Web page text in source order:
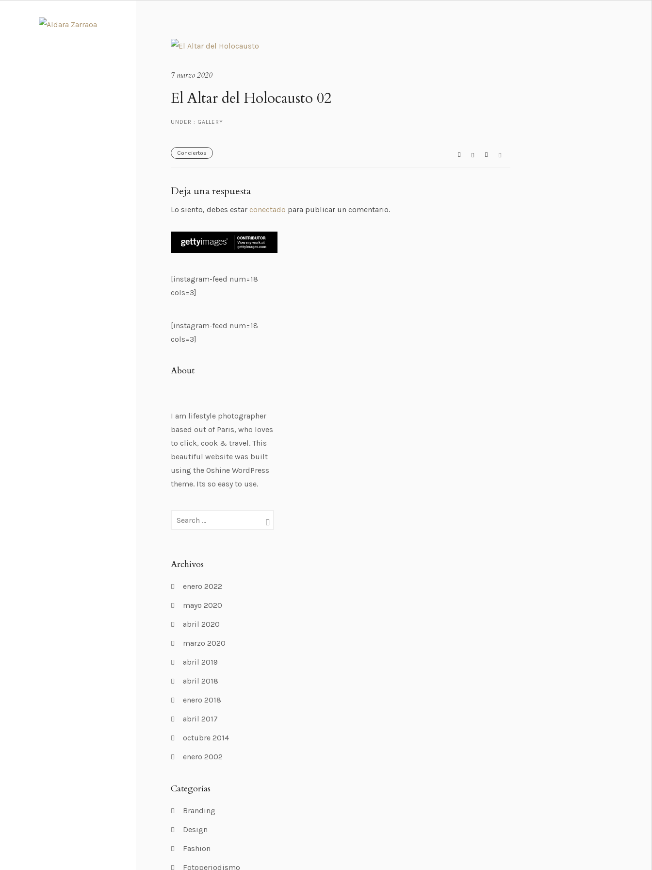
7 marzo 2020
El Altar del Holocausto 02
UNDER : GALLERY
Conciertos
Deja una respuesta
Lo siento, debes estar conectado para publicar un comentario.
[instagram-feed num=18
cols=3]
[instagram-feed num=18
cols=3]
About
I am lifestyle photographer
based out of Paris, who loves
to click, cook & travel. This
beautiful website was built
using the Oshine WordPress
theme. Its so easy to use.
Archivos
enero 2022
mayo 2020
abril 2020
marzo 2020
abril 2019
abril 2018
enero 2018
abril 2017
octubre 2014
enero 2002
Categorías
Branding
Design
Fashion
Fotoperiodismo